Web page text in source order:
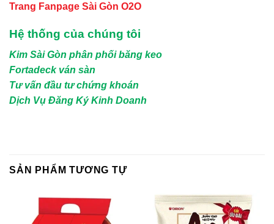
Trang Fanpage Sài Gòn O2O
Hệ thống của chúng tôi
Kim Sài Gòn phân phối băng keo
Fortadeck ván sàn
Tư vấn đầu tư chứng khoán
Dịch Vụ Đăng Ký Kinh Doanh
SẢN PHẨM TƯƠNG TỰ